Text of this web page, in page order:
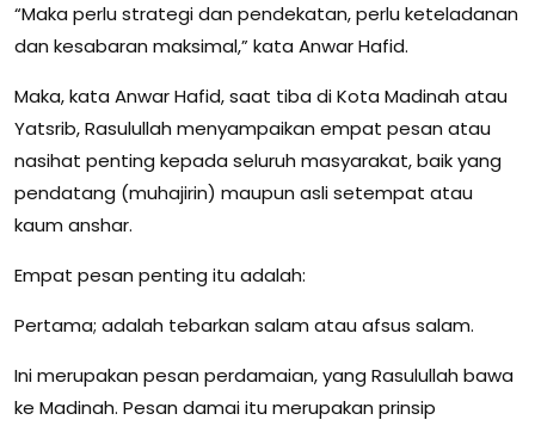
“Maka perlu strategi dan pendekatan, perlu keteladanan
dan kesabaran maksimal,” kata Anwar Hafid.
Maka, kata Anwar Hafid, saat tiba di Kota Madinah atau
Yatsrib, Rasulullah menyampaikan empat pesan atau
nasihat penting kepada seluruh masyarakat, baik yang
pendatang (muhajirin) maupun asli setempat atau
kaum anshar.
Empat pesan penting itu adalah:
Pertama; adalah tebarkan salam atau afsus salam.
Ini merupakan pesan perdamaian, yang Rasulullah bawa
ke Madinah. Pesan damai itu merupakan prinsip